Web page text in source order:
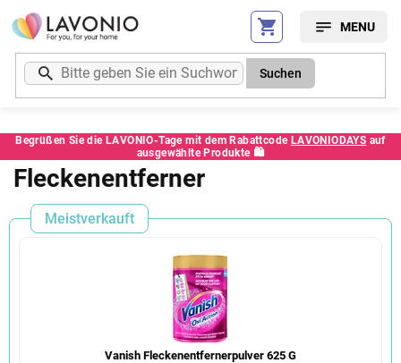
Zum
Inhalt
springen
Begrüßen Sie die LAVONIO-Tage mit dem Rabattcode LAVONIODAYS auf
ausgewählte Produkte 🛍️
Suchen
Fleckenentferner
Meistverkauft
Vanish Fleckenentfernerpulver 625 G